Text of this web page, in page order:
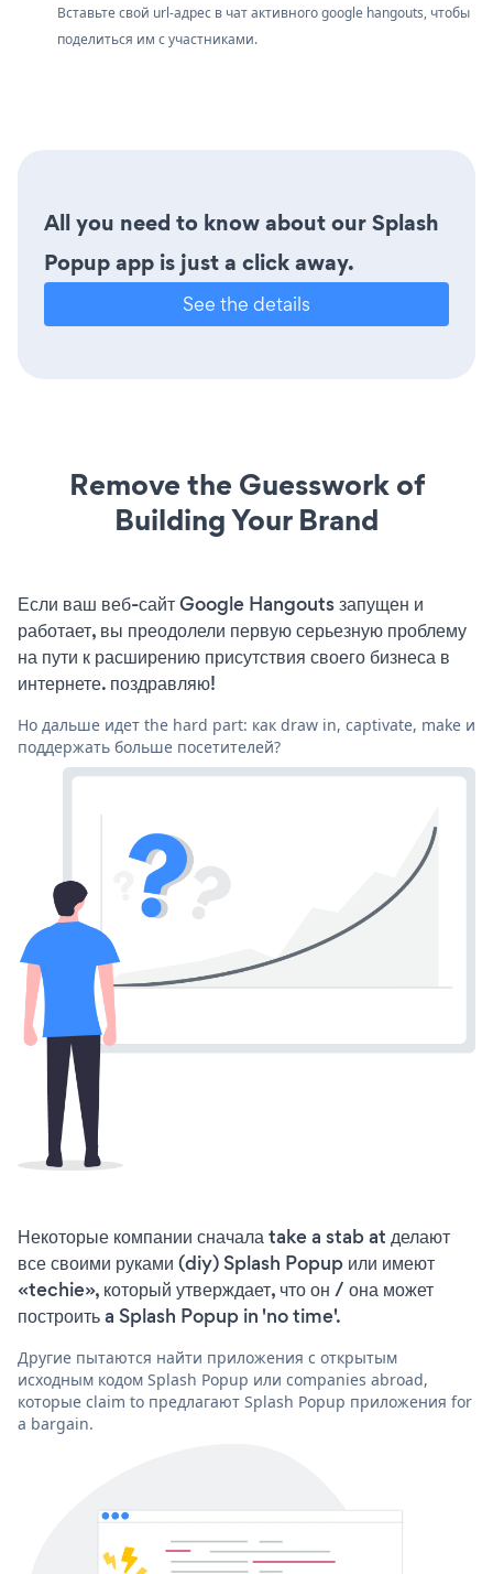
Вставьте свой url-адрес в чат активного google hangouts, чтобы
поделиться им с участниками.
All you need to know about our Splash
Popup app is just a click away.
See the details
Remove the Guesswork of
Building Your Brand
Если ваш веб-сайт Google Hangouts запущен и
работает, вы преодолели первую серьезную проблему
на пути к расширению присутствия своего бизнеса в
интернете. поздравляю!
Но дальше идет the hard part: как draw in, captivate, make и
поддержать больше посетителей?
Некоторые компании сначала take a stab at делают
все своими руками (diy) Splash Popup или имеют
«techie», который утверждает, что он / она может
построить a Splash Popup in 'no time'.
Другие пытаются найти приложения с открытым
исходным кодом Splash Popup или companies abroad,
которые claim to предлагают Splash Popup приложения for
a bargain.